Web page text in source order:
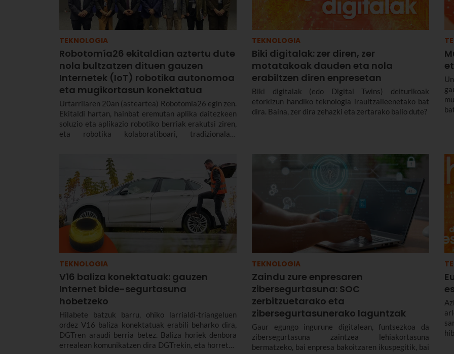
TEKNOLOGIA
Robotomía26 ekitaldian aztertu dute
nola bultzatzen dituen gauzen
Internetek (IoT) robotika autonomoa
eta mugikortasun konektatua
Urtarrilaren 20an (asteartea) Robotomía26 egin zen.
Ekitaldi hartan, hainbat eremutan aplika daitezkeen
soluzio eta aplikazio robotiko berriak erakutsi ziren,
eta robotika kolaboratiboari, tradizionalari,
TEKNOLOGIA
Biki digitalak: zer diren, zer
motatakoak dauden eta nola
erabiltzen diren enpresetan
Biki digitalak (edo Digital Twins) deiturikoak
etorkizun handiko teknologia iraultzaileenetako bat
dira. Baina, zer dira zehazki eta zertarako balio dute?
TEKNOLOGIA
V16 baliza konektatuak: gauzen
Internet bide-segurtasuna
hobetzeko
Hilabete batzuk barru, ohiko larrialdi-triangeluen
ordez V16 baliza konektatuak erabili beharko dira,
DGTren araudi berria betez. Baliza horiek denbora
errealean komunikatzen dira DGTrekin, eta horretan
TEKNOLOGIA
Zaindu zure enpresaren
zibersegurtasuna: SOC
zerbitzuetarako eta
zibersegurtasunerako laguntzak
Gaur egungo ingurune digitalean, funtsezkoa da
zibersegurtasuna zaintzea lehiakortasuna
bermatzeko, bai enpresa bakoitzaren ikuspegitik, bai